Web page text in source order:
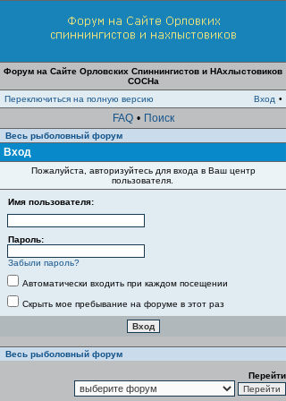
Форум на Сайте Орловских Спиннингистов и НАхлыстовиков
СОСНа
Переключиться на полную версию
Вход •
FAQ • Поиск
Весь рыболовный форум
Вход
Пожалуйста, авторизуйтесь для входа в Ваш центр
пользователя.
Имя пользователя:
Пароль:
Забыли пароль?
Автоматически входить при каждом посещении
Скрыть мое пребывание на форуме в этот раз
Весь рыболовный форум
Перейти